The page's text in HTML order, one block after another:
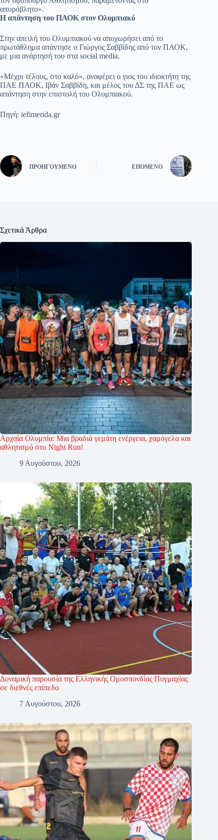
απυρόβλητο».
Η απάντηση του ΠΑΟΚ στον Ολυμπιακό
Στην απειλή του Ολυμπιακού να αποχωρήσει από το
πρωτάθλημα απάντησε ο Γιώργος Σαββίδης από τον ΠΑΟΚ,
με μια ανάρτησή του στα social media.
«Μέχρι τέλους, στο καλό», αναφέρει ο γιος του ιδιοκτήτη της
ΠΑΕ ΠΑΟΚ, Ιβάν Σαββίδη, και μέλος του ΔΣ της ΠΑΕ ως
απάντηση στην επιστολή του Ολυμπιακού.
Πηγή: iefimerida.gr
ΠΡΟΗΓΟΎΜΕΝΟ ΕΠΌΜΕΝΟ
Σχετικά Άρθρα
Αρχαία Ολυμπία: Μια βραδιά γεμάτη ενέργεια, χαμόγελα και
αθλητισμό στο Night Run!
9 Αυγούστου, 2026
Δυναμική παρουσία της Ελληνικής Ομοσπονδίας Πυγμαχίας
σε διεθνές επίπεδο
7 Αυγούστου, 2026